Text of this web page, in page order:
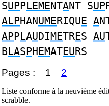
SUPPLEMENTANT SUP
ALPHANUMERIQUE A
APPLAUDIMETRES AU
BLASPHEMATEURS
Pages : 1 2
Liste conforme à la neuvième
scrabble.